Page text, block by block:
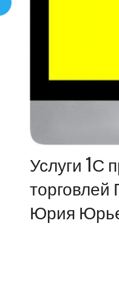
Информация
Услуги 1С
Юрия